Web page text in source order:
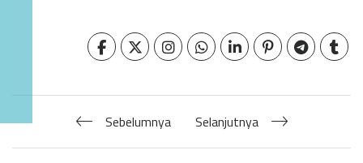
Sebelumnya Selanjutnya